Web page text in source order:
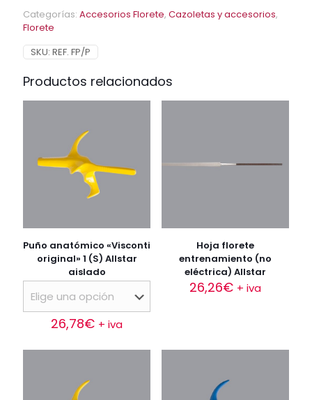
cantidad
Categorías: Accesorios Florete, Cazoletas y accesorios,
Florete
SKU: REF. FP/P
Productos relacionados
Puño anatómico «Visconti
original» 1 (S) Allstar
aislado
26,78€ + iva
múltiples
Hoja florete
entrenamiento (no
eléctrica) Allstar
26,26€ + iva